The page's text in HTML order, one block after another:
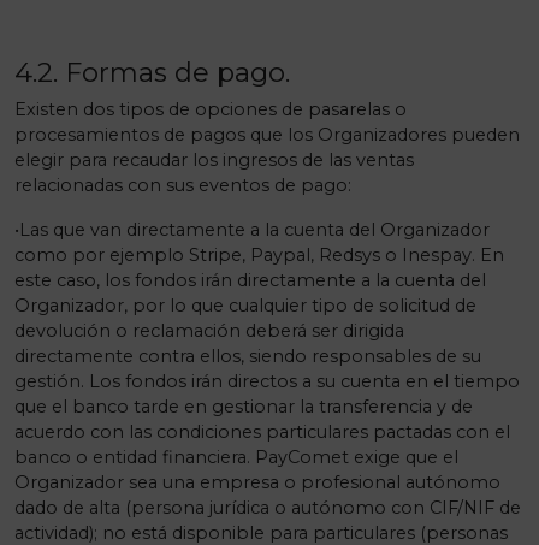
4.2. Formas de pago.
Existen dos tipos de opciones de pasarelas o
procesamientos de pagos que los Organizadores pueden
elegir para recaudar los ingresos de las ventas
relacionadas con sus eventos de pago:
•Las que van directamente a la cuenta del Organizador
como por ejemplo Stripe, Paypal, Redsys o Inespay. En
este caso, los fondos irán directamente a la cuenta del
Organizador, por lo que cualquier tipo de solicitud de
devolución o reclamación deberá ser dirigida
directamente contra ellos, siendo responsables de su
gestión. Los fondos irán directos a su cuenta en el tiempo
que el banco tarde en gestionar la transferencia y de
acuerdo con las condiciones particulares pactadas con el
banco o entidad financiera. PayComet exige que el
Organizador sea una empresa o profesional autónomo
dado de alta (persona jurídica o autónomo con CIF/NIF de
actividad); no está disponible para particulares (personas